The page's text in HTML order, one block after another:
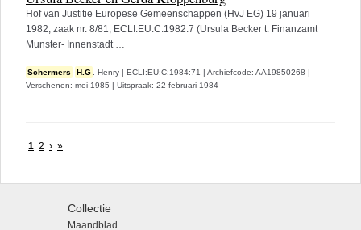
Hof van Justitie Europese Gemeenschappen (HvJ EG) 19 januari
1982, zaak nr. 8/81, ECLI:EU:C:1982:7 (Ursula Becker t. Finanzamt
Munster- Innenstadt …
Schermers H.G . Henry | ECLI:EU:C:1984:71 | Archiefcode: AA19850268 |
Verschenen: mei 1985 | Uitspraak: 22 februari 1984
1 2 › »
Collectie
Maandblad